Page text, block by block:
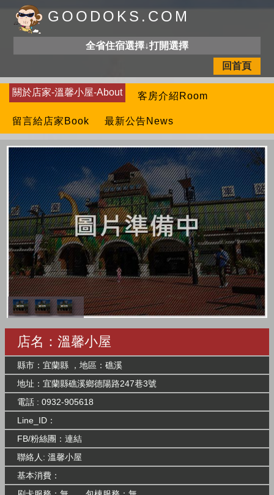
GOODOKS.COM
全省住宿選擇↓打開選擇
回首頁
關於店家-溫馨小屋-About 客房介紹Room
留言給店家Book 最新公告News
店名：溫馨小屋
縣市：宜蘭縣 ，地區：礁溪
地址：宜蘭縣礁溪鄉德陽路247巷3號
電話 : 0932-905618
Line_ID：
FB/粉絲團： 連結
聯絡人: 溫馨小屋
基本消費：